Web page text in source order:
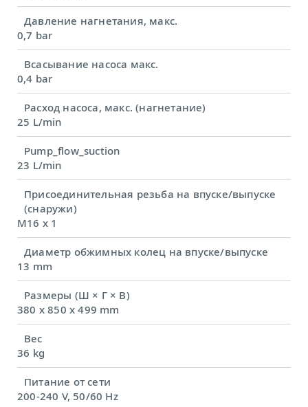
Давление нагнетания, макс.
0,7 bar
Всасывание насоса макс.
0,4 bar
Расход насоса, макс. (нагнетание)
25 L/min
Pump_flow_suction
23 L/min
Присоединительная резьба на впуске/выпуске
(снаружи)
M16 x 1
Диаметр обжимных колец на впуске/выпуске
13 mm
Размеры (Ш × Г × В)
380 x 850 x 499 mm
Вес
36 kg
Питание от сети
200-240 V, 50/60 Hz